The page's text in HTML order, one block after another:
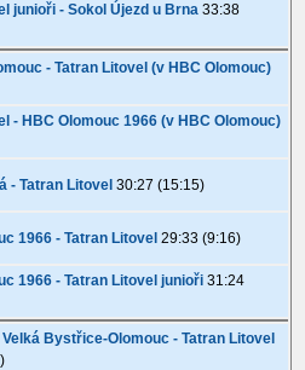
junioři - Sokol Újezd u Brna 33:38
- Tatran Litovel (v HBC Olomouc)
- HBC Olomouc 1966 (v HBC Olomouc)
- Tatran Litovel 30:27 (15:15)
1966 - Tatran Litovel 29:33 (9:16)
1966 - Tatran Litovel junioři 31:24
Bystřice-Olomouc - Tatran Litovel